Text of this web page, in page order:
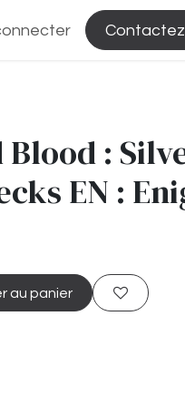
Blood :
EN :
au panier